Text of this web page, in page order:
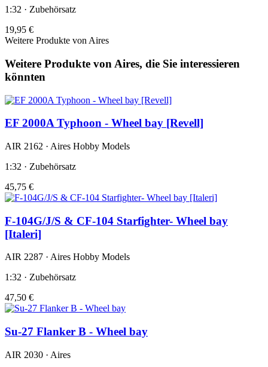
1:32 · Zubehörsatz
19,95 €
Weitere Produkte von Aires
Weitere Produkte von Aires, die Sie interessieren
könnten
EF 2000A Typhoon - Wheel bay [Revell]
AIR 2162 · Aires Hobby Models
1:32 · Zubehörsatz
45,75 €
F-104G/J/S & CF-104 Starfighter- Wheel bay
[Italeri]
AIR 2287 · Aires Hobby Models
1:32 · Zubehörsatz
47,50 €
Su-27 Flanker B - Wheel bay
AIR 2030 · Aires